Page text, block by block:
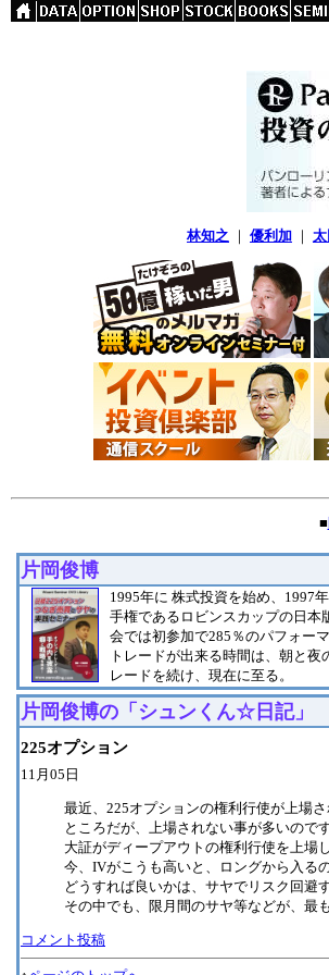
林知之 ｜ 優利加 ｜ 太
■
片岡俊博
1995年に 株式投資を始め、1997
手権であるロビンスカップの日
会では初参加で285％のパフォー
トレードが出来る時間は、朝と
レードを続け、現在に至る。
片岡俊博の「シュンくん☆日記」
225オプション
11月05日
最近、225オプションの権利行使が上場
ところだが、上場されない事が多いので
大証がディープアウトの権利行使を上場
今、IVがこうも高いと、ロングから入る
どうすれば良いかは、サヤでリスク回避
その中でも、限月間のサヤ等などが、最
コメント投稿